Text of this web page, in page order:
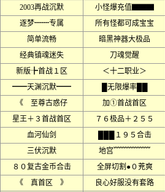
2003再战沉默
小怪爆充值▇▇▇
逐梦┉┉专属
所有怪都可成宝宝
简单流畅
暗黑神器大极品
经典镇魂迷失
刀魂觉醒
新版╊首战１区
＜十二职业＞
━━天渊沉默━━
█无限爆率██
《 至尊古惑仔
加①首战首区
星王＋３首战首区
７６极品＋２５５
血河仙剑
███１９５合击
三伏沉默
地宫﹌﹌﹌﹌﹌
８０复古金币合击
全屏切割●０茺爽
《 真首区 》
良心好服没有套路